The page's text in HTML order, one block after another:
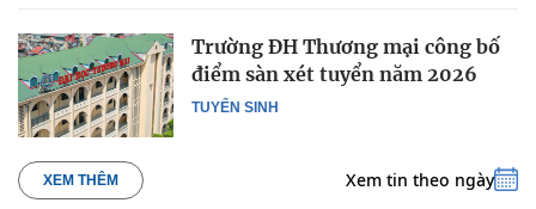
TUYỂN SINH
Trường ĐH Thương mại công bố
điểm sàn xét tuyển năm 2026
XEM THÊM Xem tin theo ngày